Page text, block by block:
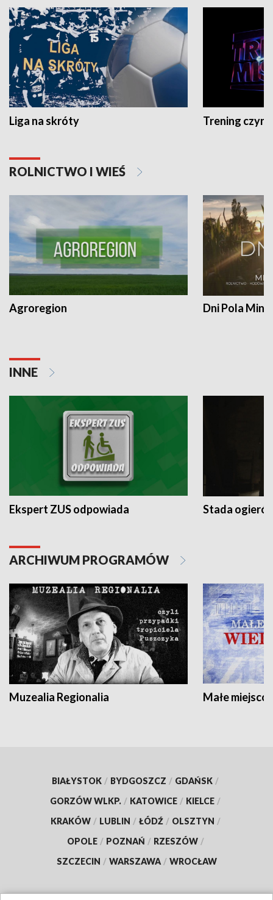
Liga na skróty Trening czyni
ROLNICTWO I WIEŚ
Agroregion Dni Pola
INNE
Ekspert ZUS odpowiada Stada
ARCHIWUM PROGRAMÓW
Muzealia Regionalia Małe
BIAŁYSTOK / BYDGOSZCZ / GDAŃSK /
GORZÓW WLKP. / KATOWICE / KIELCE /
KRAKÓW / LUBLIN / ŁÓDŹ / OLSZTYN /
OPOLE / POZNAŃ / RZESZÓW /
SZCZECIN / WARSZAWA / WROCŁAW